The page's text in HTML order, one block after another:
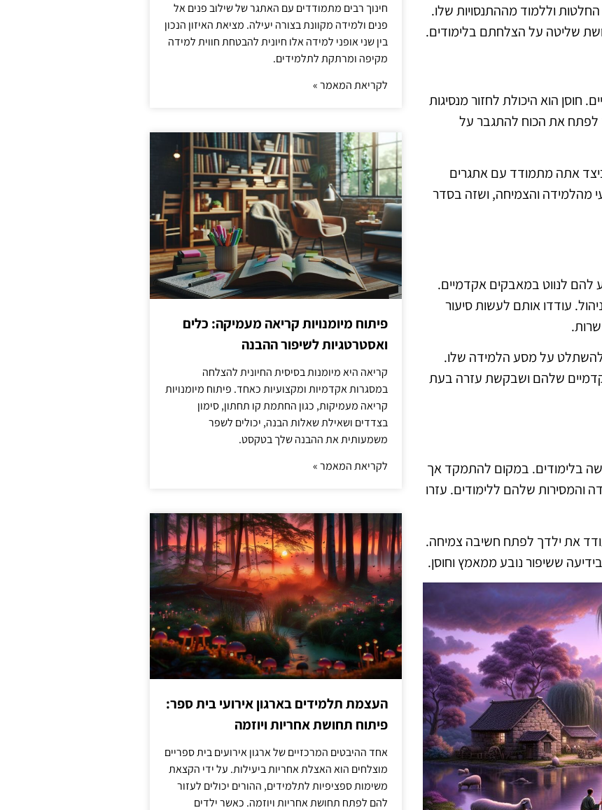
וללמוד מההתנסויות שלו.
שליטה על הצלחתם בלימודים.
חוסן הוא היכולת לחזור מנסיגות
לפתח את הכוח להתגבר על
אתה מתמודד עם אתגרים
מהלמידה והצמיחה, ושזה בסדר
להם לנווט במאבקים אקדמיים.
עודדו אותם לעשות סיעור
להשתלט על מסע הלמידה שלו.
שלהם ושבקשת עזרה בעת
בלימודים. במקום להתמקד אך
והמסירות שלהם ללימודים. עזרו
את ילדך לפתח חשיבה צמיחה.
ששיפור נובע ממאמץ וחוסן.
חינוך רבים מתמודדים עם האתגר של שילוב פנים אל
פנים ולמידה מקוונת בצורה יעילה. מציאת האיזון הנכון
בין שני אופני למידה אלו חיונית להבטחת חווית למידה
מקיפה ומרתקת לתלמידים.
לקריאת המאמר »
פיתוח מיומנויות קריאה מעמיקה: כלים
ואסטרטגיות לשיפור ההבנה
קריאה היא מיומנות בסיסית החיונית להצלחה
במסגרות אקדמיות ומקצועיות כאחד. פיתוח מיומנויות
קריאה מעמיקות, כגון החתמת קו תחתון, סימון
בצדדים ושאילת שאלות הבנה, יכולים לשפר
משמעותית את ההבנה שלך בטקסט.
לקריאת המאמר »
העצמת תלמידים בארגון אירועי בית ספר:
פיתוח תחושת אחריות ויוזמה
אחד ההיבטים המרכזיים של ארגון אירועים בית ספריים
מוצלחים הוא האצלת אחריות ביעילות. על ידי הקצאת
משימות ספציפיות לתלמידים, ההורים יכולים לעזור
להם לפתח תחושת אחריות ויוזמה. כאשר ילדים